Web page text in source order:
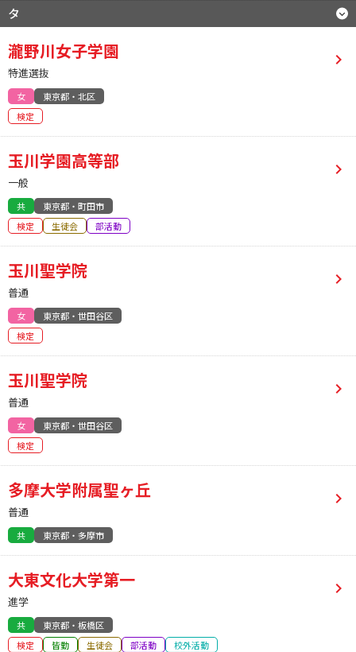
タ
瀧野川女子学園
特進選抜
女
東京都・北区
検定
玉川学園高等部
一般
共
東京都・町田市
検定
生徒会 部活動
玉川聖学院
普通
女
東京都・世田谷区
検定
玉川聖学院
普通
女
東京都・世田谷区
検定
多摩大学附属聖ヶ丘
普通
共 東京都・多摩市
大東文化大学第一
進学
共
東京都・板橋区
検定
皆勤 生徒会 部活動 校外活動